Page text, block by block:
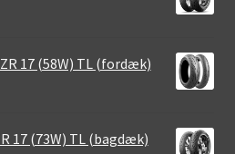
17 (58W) TL (fordæk)
17 (73W) TL (bagdæk)